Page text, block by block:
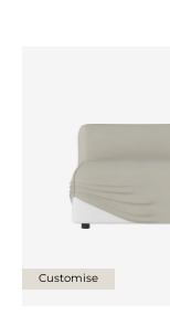
Customise